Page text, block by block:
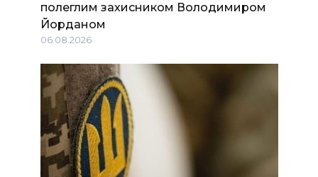
полеглим захисником Володимиром
Йорданом
06.08.2026